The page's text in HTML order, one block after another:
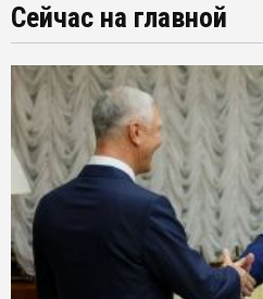
Сейчас на главной